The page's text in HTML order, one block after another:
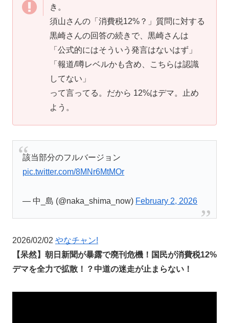
き。
須山さんの「消費税12%？」質問に対する
黒崎さんの回答の続きで、黒崎さんは
「公式的にはそういう発言はないはず」
「報道/噂レベルかも含め、こちらは認識
してない」
って言ってる。だから 12%はデマ。止め
よう。
該当部分のフルバージョン
pic.twitter.com/8MNr6MtMOr
— 中_島 (@naka_shima_now) February 2, 2026
2026/02/02 やなチャン!
【呆然】朝日新聞が暴露で廃刊危機！国民が消費税12%
デマを全力で拡散！？中道の迷走が止まらない！